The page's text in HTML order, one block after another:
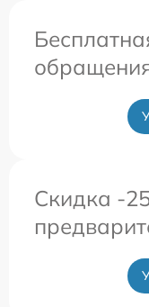
Скидка -